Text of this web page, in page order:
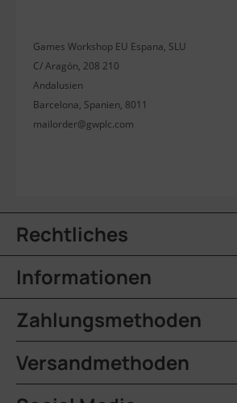
Games Workshop EU Espana, SLU
C/ Aragón, 208 210
Andalusien
Barcelona, Spanien, 8011
mailorder@gwplc.com
Rechtliches
Informationen
Zahlungsmethoden
Versandmethoden